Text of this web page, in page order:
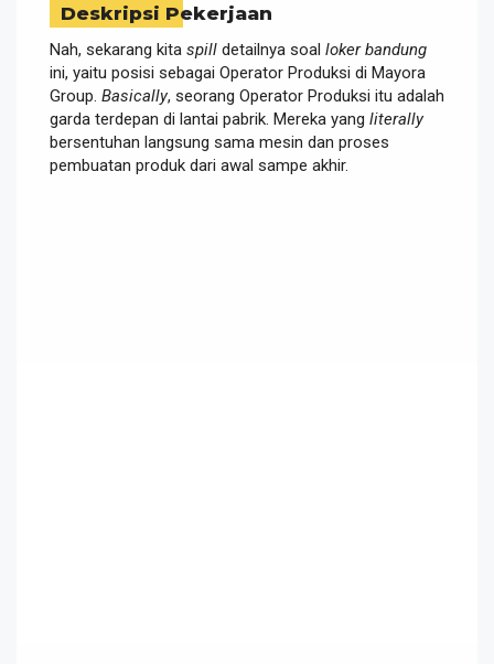
Deskripsi Pekerjaan
Nah, sekarang kita spill detailnya soal loker bandung
ini, yaitu posisi sebagai Operator Produksi di Mayora
Group. Basically, seorang Operator Produksi itu adalah
garda terdepan di lantai pabrik. Mereka yang literally
bersentuhan langsung sama mesin dan proses
pembuatan produk dari awal sampe akhir.